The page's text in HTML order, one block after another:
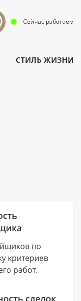
Сейчас работаем
СТИЛЬ ЖИЗНИ
по
критериев
работ.
сделок